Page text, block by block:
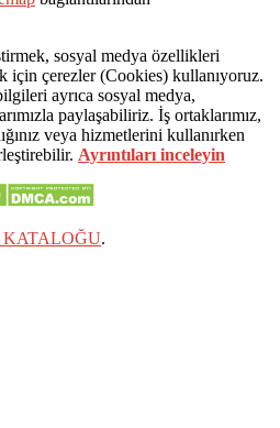
sosyal medya özellikleri
için çerezler (Cookies) kullanıyoruz.
ayrıca sosyal medya,
paylaşabiliriz. İş ortaklarımız,
veya hizmetlerini kullanırken
Ayrıntıları inceleyin
.